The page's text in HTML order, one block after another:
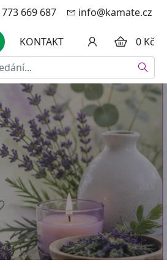
773 669 687 info@kamate.cz
KONTAKT
0 Kč
Hledat